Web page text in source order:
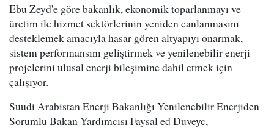
Ebu Zeyd'e göre bakanlık, ekonomik toparlanmayı ve
üretim ile hizmet sektörlerinin yeniden canlanmasını
desteklemek amacıyla hasar gören altyapıyı onarmak,
sistem performansını geliştirmek ve yenilenebilir enerji
projelerini ulusal enerji bileşimine dahil etmek için
çalışıyor.
Suudi Arabistan Enerji Bakanlığı Yenilenebilir Enerjiden
Sorumlu Bakan Yardımcısı Faysal ed Duveyc,